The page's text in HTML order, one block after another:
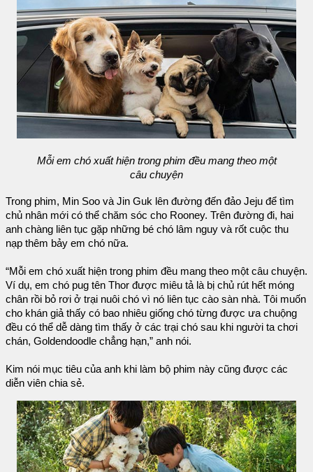
Mỗi em chó xuất hiện trong phim đều mang theo một
câu chuyện
Trong phim, Min Soo và Jin Guk lên đường đến đảo Jeju để tìm
chủ nhân mới có thể chăm sóc cho Rooney. Trên đường đi, hai
anh chàng liên tục gặp những bé chó lâm nguy và rốt cuộc thu
nạp thêm bảy em chó nữa.
“Mỗi em chó xuất hiện trong phim đều mang theo một câu chuyện.
Ví dụ, em chó pug tên Thor được miêu tả là bị chủ rút hết móng
chân rồi bỏ rơi ở trại nuôi chó vì nó liên tục cào sàn nhà. Tôi muốn
cho khán giả thấy có bao nhiêu giống chó từng được ưa chuộng
đều có thể dễ dàng tìm thấy ở các trại chó sau khi người ta chơi
chán, Goldendoodle chẳng hạn,” anh nói.
Kim nói mục tiêu của anh khi làm bộ phim này cũng được các
diễn viên chia sẻ.